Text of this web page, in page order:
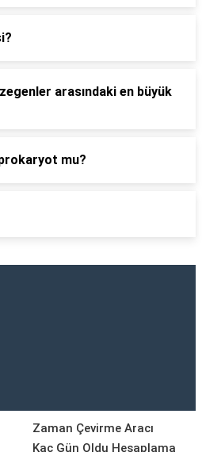
arasındaki en büyük
mu?
Zaman Çevirme Aracı
Kaç Gün Oldu Hesaplama